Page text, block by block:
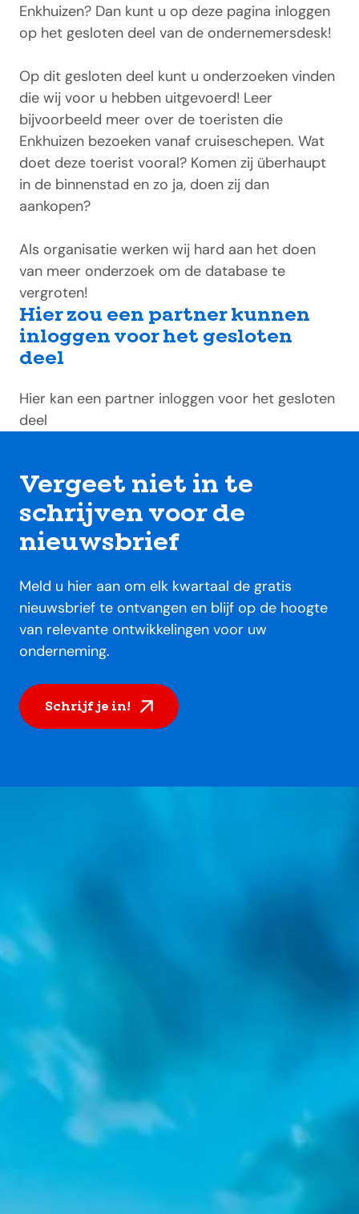
Enkhuizen? Dan kunt u op deze pagina inloggen
op het gesloten deel van de ondernemersdesk!
Op dit gesloten deel kunt u onderzoeken vinden
die wij voor u hebben uitgevoerd! Leer
bijvoorbeeld meer over de toeristen die
Enkhuizen bezoeken vanaf cruiseschepen. Wat
doet deze toerist vooral? Komen zij überhaupt
in de binnenstad en zo ja, doen zij dan
aankopen?
Als organisatie werken wij hard aan het doen
van meer onderzoek om de database te
vergroten!
Hier zou een partner kunnen
inloggen voor het gesloten
deel
Hier kan een partner inloggen voor het gesloten
deel
Vergeet niet in te
schrijven voor de
nieuwsbrief
Meld u hier aan om elk kwartaal de gratis
nieuwsbrief te ontvangen en blijf op de hoogte
van relevante ontwikkelingen voor uw
onderneming.
Schrijf je in!